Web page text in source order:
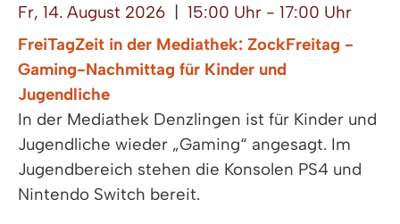
Fr, 14. August 2026
15:00 Uhr - 17:00 Uhr
FreiTagZeit in der Mediathek: ZockFreitag -
Gaming-Nachmittag für Kinder und
Jugendliche
In der Mediathek Denzlingen ist für Kinder und
Jugendliche wieder „Gaming“ angesagt. Im
Jugendbereich stehen die Konsolen PS4 und
Nintendo Switch bereit.